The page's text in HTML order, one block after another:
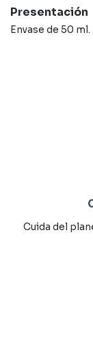
Presentación
Envase de 50 ml.
Cuida del